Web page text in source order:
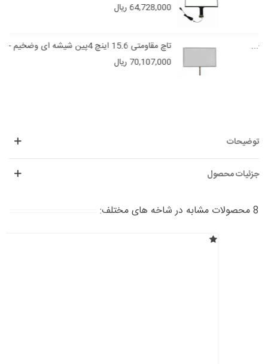
64,728,000 ریال
تاچ مقاومتی 15.6 اینچ 4پین شیشه ای وضخیم -...
70,107,000 ریال
توضیحات
جزئیات محصول
8 محصولات مشابه در شاخه های مختلف: